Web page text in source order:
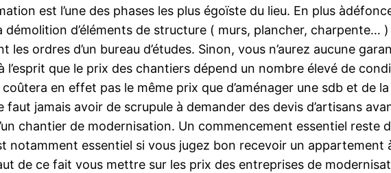
est l’une des phases les plus égoïste du lieu. En plus
démolition d’éléments de structure ( murs, plancher, charpente…
ordres d’un bureau d’études. Sinon, vous n’aurez aucune
que le prix des chantiers dépend un nombre élevé de
en effet pas le même prix que d’aménager une sdb et de
faut jamais avoir de scrupule à demander des devis d’artisans
chantier de modernisation. Un commencement essentiel reste
notamment essentiel si vous jugez bon recevoir un
de ce fait vous mettre sur les prix des entreprises de